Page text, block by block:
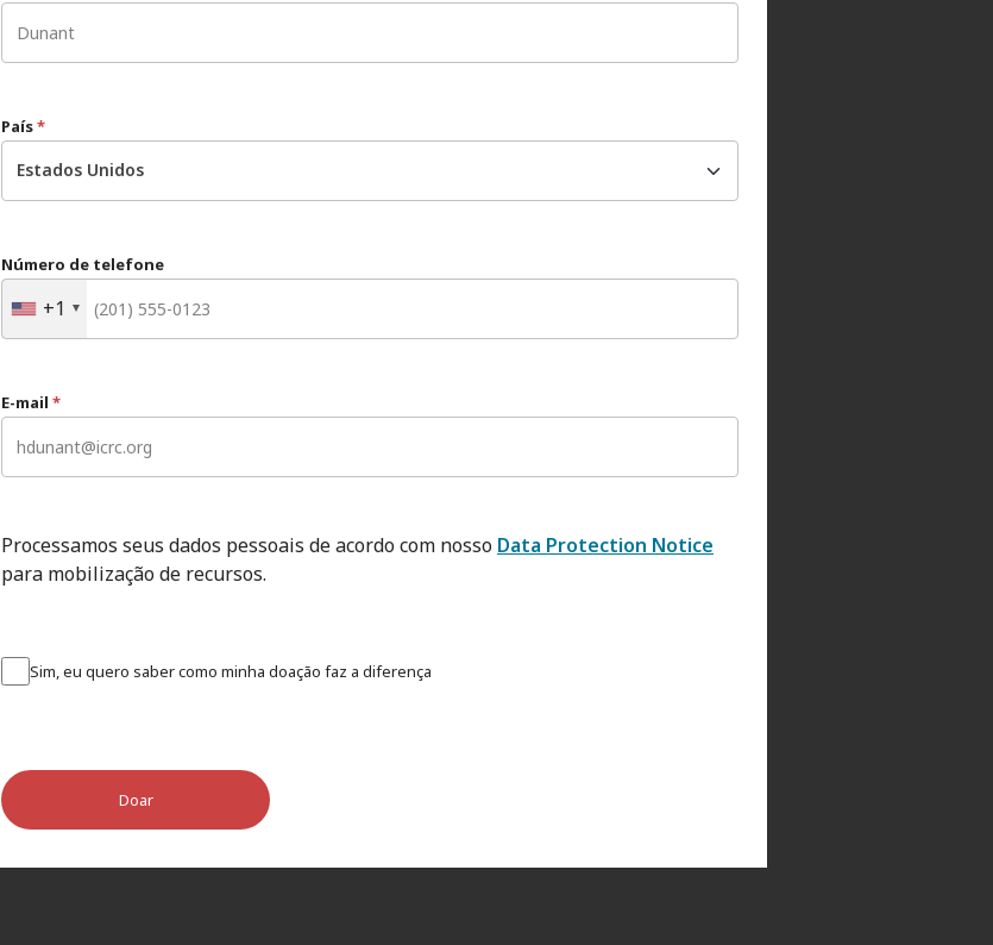
País*
Estados Unidos
Número de telefone
+1
E-mail *
Processamos seus dados pessoais de acordo com nosso Data Protection Notice
para mobilização de recursos.
Sim, eu quero saber como minha doação faz a diferença
Doar